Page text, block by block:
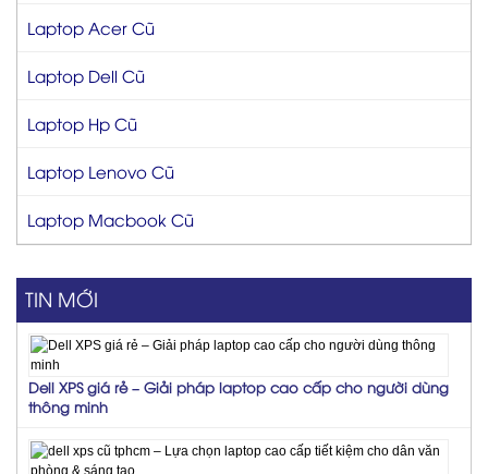
Laptop Acer Cũ
Laptop Dell Cũ
Laptop Hp Cũ
Laptop Lenovo Cũ
Laptop Macbook Cũ
TIN MỚI
Dell XPS giá rẻ – Giải pháp laptop cao cấp cho người dùng
thông minh